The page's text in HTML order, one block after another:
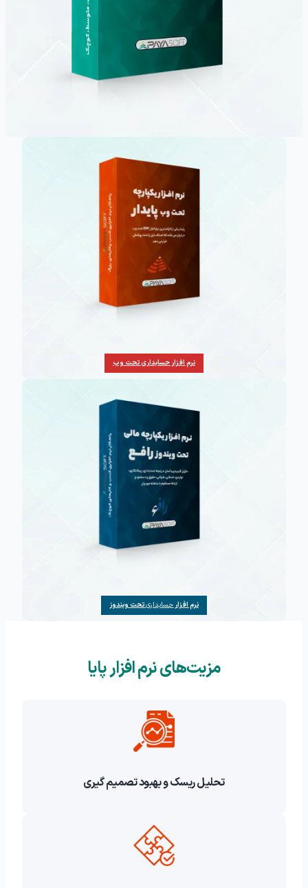
نرم افزار حسابداری تحت وب
نرم افزارحسابداریتحت ویندوز
مزیت‌های نرم افزار پایا
تحلیل ریسک و بهبود تصمیم گیری